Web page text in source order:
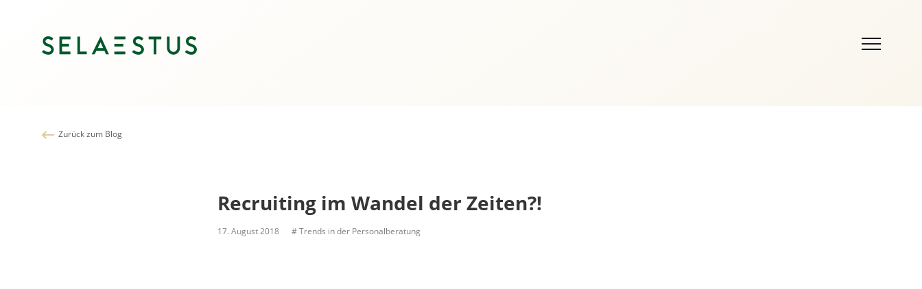
Zurück zum Blog
Recruiting im Wandel der Zeiten?!
17. August 2018 # Trends in der Personalberatung